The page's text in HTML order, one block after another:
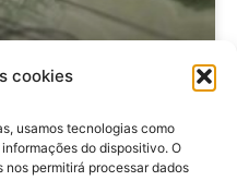
cookies
usamos tecnologias como
do dispositivo. O
permitirá processar dados